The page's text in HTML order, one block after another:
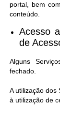
portal, bem
conteúdo.
Acesso
de
Alguns
fechado.
A utilização dos
à utilização de